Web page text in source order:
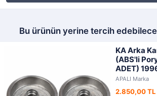
Bu ürünün yerine tercih
KA Arka
(ABS'li
ADET)
APALI Marka
2.850,00 TL